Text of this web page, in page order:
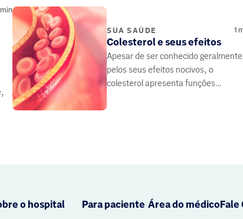
min
SUA SAÚDE 1
Colesterol e seus efeitos
Apesar de ser conhecido geralmente
pelos seus efeitos nocivos, o
colesterol apresenta funções
o hospital Para paciente Área do médicoFale